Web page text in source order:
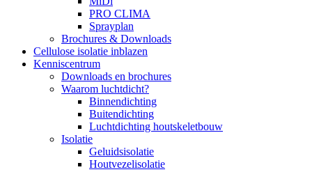
PRO CLIMA
Sprayplan
Brochures & Downloads
Cellulose isolatie inblazen
Kenniscentrum
Downloads en brochures
Waarom luchtdicht?
Binnendichting
Buitendichting
Luchtdichting houtskeletbouw
Isolatie
Geluidsisolatie
Houtvezelisolatie